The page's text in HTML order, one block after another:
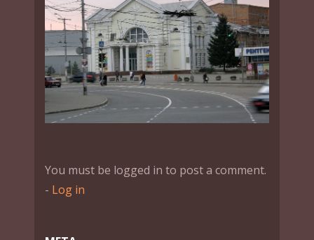
You must be logged in to post a comment.
- Log in